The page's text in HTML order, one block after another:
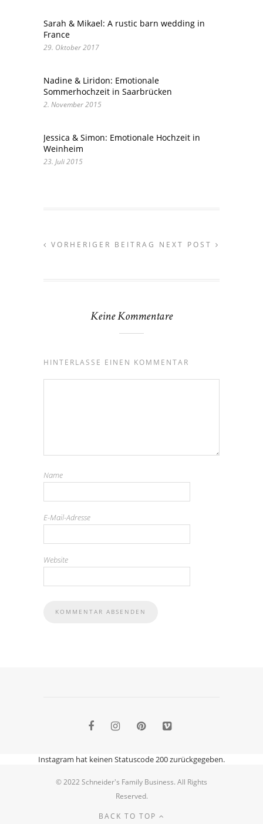
Sarah & Mikael: A rustic barn wedding in
France
29. Oktober 2017
Nadine & Liridon: Emotionale
Sommerhochzeit in Saarbrücken
2. November 2015
Jessica & Simon: Emotionale Hochzeit in
Weinheim
23. Juli 2015
VORHERIGER BEITRAG NEXT POST
Keine Kommentare
HINTERLASSE EINEN KOMMENTAR
Name
E-Mail-Adresse
Website
Instagram hat keinen Statuscode 200 zurückgegeben.
© 2022 Schneider's Family Business. All Rights
Reserved.
BACK TO TOP